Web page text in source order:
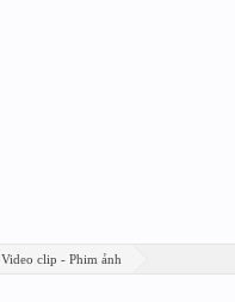
Video clip - Phim ảnh